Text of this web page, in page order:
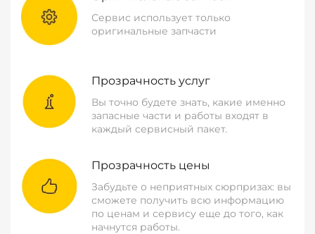
Сервис использует только
оригинальные запчасти
Прозрачность услуг
Вы точно будете знать, какие именно
запасные части и работы входят в
каждый сервисный пакет.
Прозрачность цены
Забудьте о неприятных сюрпризах: вы
сможете получить всю информацию
по ценам и сервису еще до того, как
начнутся работы.